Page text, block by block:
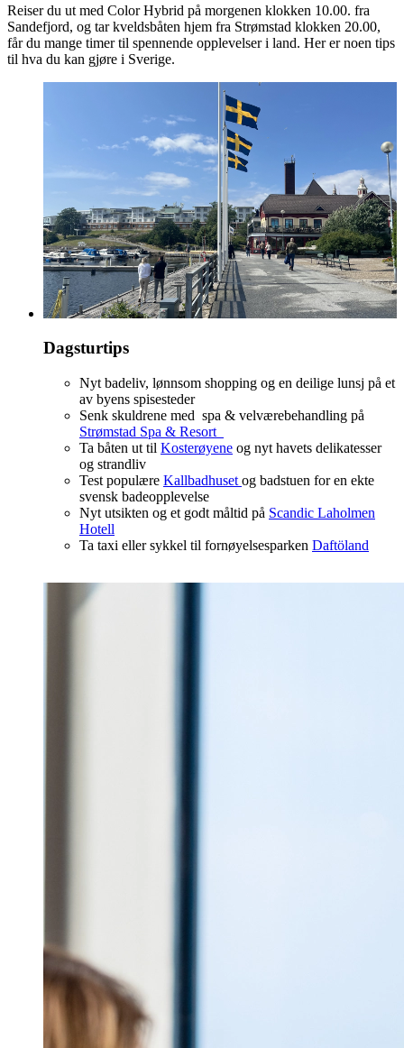
Reiser du ut med Color Hybrid på morgenen klokken 10.00. fra
Sandefjord, og tar kveldsbåten hjem fra Strømstad klokken 20.00,
får du mange timer til spennende opplevelser i land. Her er noen tips
til hva du kan gjøre i Sverige.
Dagsturtips
Nyt badeliv, lønnsom shopping og en deilige lunsj på et
av byens spisesteder
Senk skuldrene med spa & velværebehandling på
Strømstad Spa & Resort
Ta båten ut til Kosterøyene og nyt havets delikatesser
og strandliv
Test populære Kallbadhuset og badstuen for en ekte
svensk badeopplevelse
Nyt utsikten og et godt måltid på Scandic Laholmen
Hotell
Ta taxi eller sykkel til fornøyelsesparken Daftöland